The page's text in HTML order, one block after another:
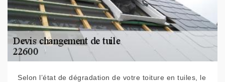
Selon l’état de dégradation de votre toiture en tuiles, le